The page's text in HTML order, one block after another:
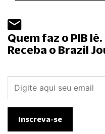
Quem faz o PIB lê.
Receba o Brazil